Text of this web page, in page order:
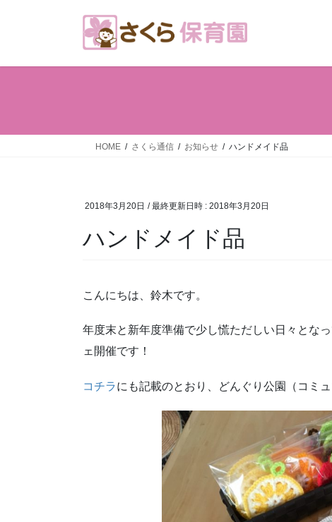
HOME さくら通信 お知らせ ハンドメイド品
2018年3月20日 / 最終更新日時 : 2018年3月20日
ハンドメイド品
こんにちは、鈴木です。
年度末と新年度準備で少し慌ただしい日々とな
ェ開催です！
コチラにも記載のとおり、どんぐり公園（コミ